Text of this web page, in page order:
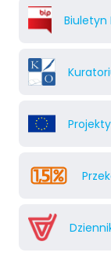
Biuletyn
Projekty